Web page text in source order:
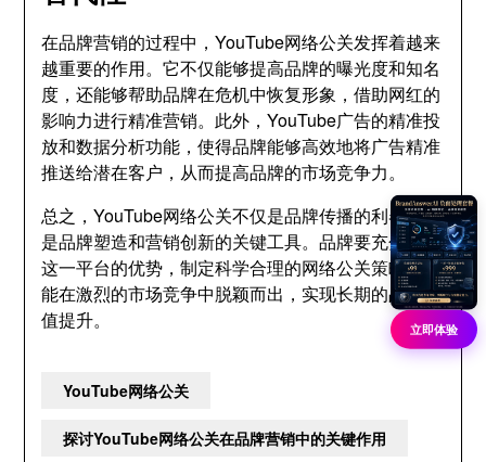
在品牌营销的过程中，YouTube网络公关发挥着越来
越重要的作用。它不仅能够提高品牌的曝光度和知名
度，还能够帮助品牌在危机中恢复形象，借助网红的
影响力进行精准营销。此外，YouTube广告的精准投
放和数据分析功能，使得品牌能够高效地将广告精准
推送给潜在客户，从而提高品牌的市场竞争力。
总之，YouTube网络公关不仅是品牌传播的利器，更
是品牌塑造和营销创新的关键工具。品牌要充分利用
这一平台的优势，制定科学合理的网络公关策略，才
能在激烈的市场竞争中脱颖而出，实现长期的品牌价
值提升。
YouTube网络公关
探讨YouTube网络公关在品牌营销中的关键作用
立即体验